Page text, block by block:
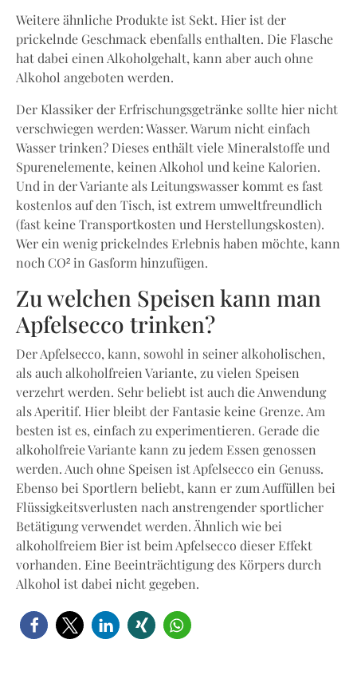
Weitere ähnliche Produkte ist Sekt. Hier ist der
prickelnde Geschmack ebenfalls enthalten. Die Flasche
hat dabei einen Alkoholgehalt, kann aber auch ohne
Alkohol angeboten werden.
Der Klassiker der Erfrischungsgetränke sollte hier nicht
verschwiegen werden: Wasser. Warum nicht einfach
Wasser trinken? Dieses enthält viele Mineralstoffe und
Spurenelemente, keinen Alkohol und keine Kalorien.
Und in der Variante als Leitungswasser kommt es fast
kostenlos auf den Tisch, ist extrem umweltfreundlich
(fast keine Transportkosten und Herstellungskosten).
Wer ein wenig prickelndes Erlebnis haben möchte, kann
noch CO² in Gasform hinzufügen.
Zu welchen Speisen kann man
Apfelsecco trinken?
Der Apfelsecco, kann, sowohl in seiner alkoholischen,
als auch alkoholfreien Variante, zu vielen Speisen
verzehrt werden. Sehr beliebt ist auch die Anwendung
als Aperitif. Hier bleibt der Fantasie keine Grenze. Am
besten ist es, einfach zu experimentieren. Gerade die
alkoholfreie Variante kann zu jedem Essen genossen
werden. Auch ohne Speisen ist Apfelsecco ein Genuss.
Ebenso bei Sportlern beliebt, kann er zum Auffüllen bei
Flüssigkeitsverlusten nach anstrengender sportlicher
Betätigung verwendet werden. Ähnlich wie bei
alkoholfreiem Bier ist beim Apfelsecco dieser Effekt
vorhanden. Eine Beeinträchtigung des Körpers durch
Alkohol ist dabei nicht gegeben.